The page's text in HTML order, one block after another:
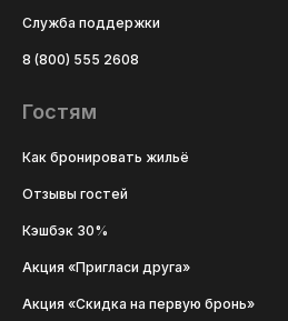
Служба поддержки
8 (800) 555 2608
Гостям
Как бронировать жильё
Отзывы гостей
Кэшбэк 30%
Акция «Пригласи друга»
Акция «Скидка на первую бронь»